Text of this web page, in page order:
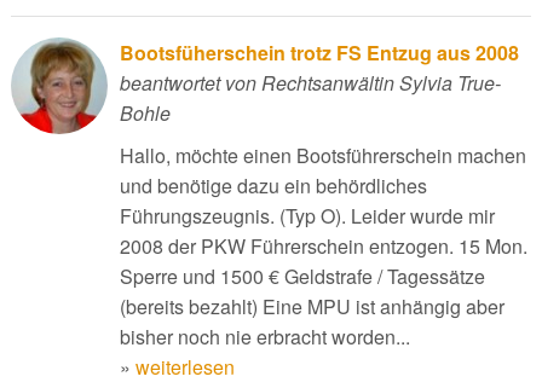
Bootsfüherschein trotz FS Entzug aus 2008
beantwortet von Rechtsanwältin Sylvia True-
Bohle
Hallo, möchte einen Bootsführerschein machen
und benötige dazu ein behördliches
Führungszeugnis. (Typ O). Leider wurde mir
2008 der PKW Führerschein entzogen. 15 Mon.
Sperre und 1500 € Geldstrafe / Tagessätze
(bereits bezahlt) Eine MPU ist anhängig aber
bisher noch nie erbracht worden...
» weiterlesen